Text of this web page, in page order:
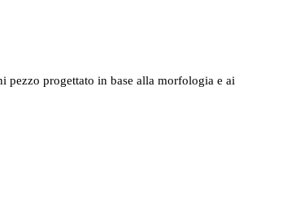
pezzo progettato in base alla morfologia e ai